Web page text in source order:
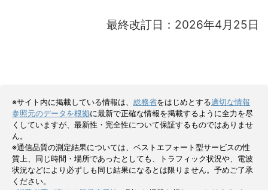
最終改訂日：2026年4月25日
※サイト内に掲載している情報は、 総務省をはじめとする適切な情報
参照元のデータを根拠に最新で正確な情報を掲載するように全力を尽
くしていますが、最新性・完全性について保証するものではありませ
ん。
※通信品質の測定結果については、ベストエフォート型サービスの性
質上、同じ時間・場所であったとしても、トラフィック状況や、電波
状況などにより必ずしも同じ結果になるとは限りません。予めご了承
ください。